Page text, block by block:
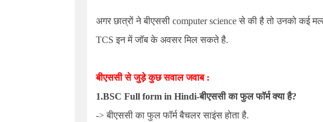
अगर छात्रों ने बीएससी computer science से की है तो उनको कई
TCSइन में जॉब के अवसर मिल सकते है.
बीएससी से जुड़े कुछ सवाल जवाब :
1.BSC Full form in Hindi-बीएससी का फुल फॉर्म क्या है?
-> बीएससी का फुल फॉर्म बैचलर साइंस होता है.